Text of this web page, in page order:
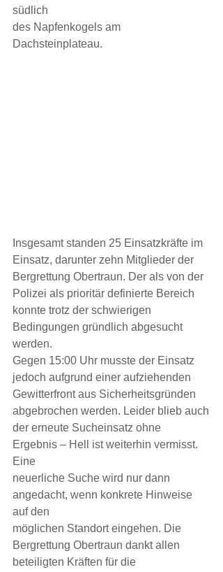
südlich
des Napfenkogels am
Dachsteinplateau.
Insgesamt standen 25 Einsatzkräfte im
Einsatz, darunter zehn Mitglieder der
Bergrettung Obertraun. Der als von der
Polizei als prioritär definierte Bereich
konnte trotz der schwierigen
Bedingungen gründlich abgesucht
werden.
Gegen 15:00 Uhr musste der Einsatz
jedoch aufgrund einer aufziehenden
Gewitterfront aus Sicherheitsgründen
abgebrochen werden. Leider blieb auch
der erneute Sucheinsatz ohne
Ergebnis – Hell ist weiterhin vermisst.
Eine
neuerliche Suche wird nur dann
angedacht, wenn konkrete Hinweise
auf den
möglichen Standort eingehen. Die
Bergrettung Obertraun dankt allen
beteiligten Kräften für die